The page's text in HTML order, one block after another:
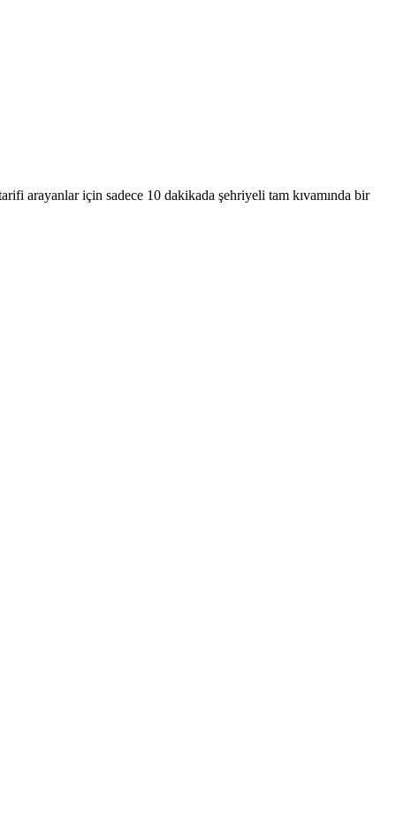
arayanlar için sadece 10 dakikada şehriyeli tam kıvamında bir